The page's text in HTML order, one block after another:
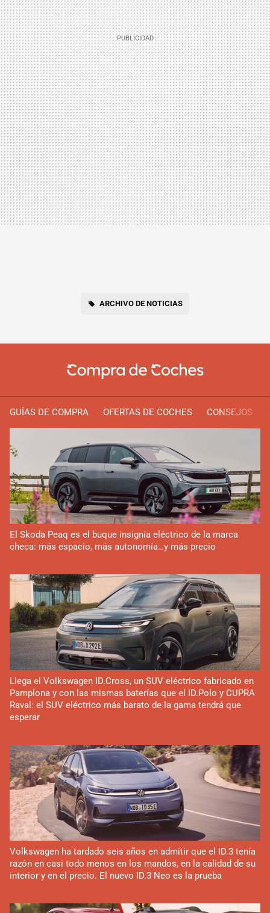
ARCHIVO DE NOTICIAS
GUÍAS DE COMPRA OFERTAS DE COCHES CONSEJOS
El Skoda Peaq es el buque insignia eléctrico de la marca
checa: más espacio, más autonomía…y más precio
Llega el Volkswagen ID.Cross, un SUV eléctrico fabricado en
Pamplona y con las mismas baterías que el ID.Polo y CUPRA
Raval: el SUV eléctrico más barato de la gama tendrá que
esperar
Volkswagen ha tardado seis años en admitir que el ID.3 tenía
razón en casi todo menos en los mandos, en la calidad de su
interior y en el precio. El nuevo ID.3 Neo es la prueba